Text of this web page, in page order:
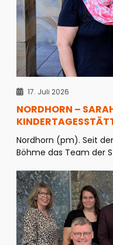
17. Juli 2026
NORDHORN –
Nordhorn (pm). Seit
Böhme das Team der